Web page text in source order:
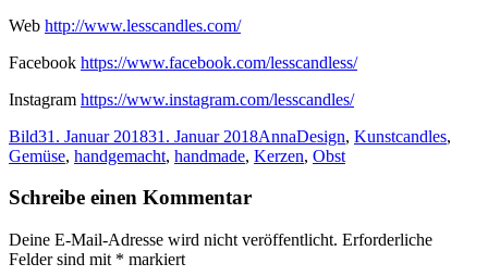
Web http://www.lesscandles.com/
Facebook https://www.facebook.com/lesscandless/
Instagram https://www.instagram.com/lesscandles/
Format
BildVeröffentlicht
am
31. Januar 201831. Januar 2018Autor
AnnaKategorien
Design, KunstSchlagwörter
candles,
Gemüse, handgemacht, handmade, Kerzen, Obst
Schreibe einen Kommentar
Deine E-Mail-Adresse wird nicht veröffentlicht. Erforderliche
Felder sind mit * markiert